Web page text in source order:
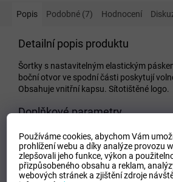
Používáme cookies, abychom Vám
prohlížení webu a díky analýze provozu
zlepšovali jeho funkce, výkon a
přizpůsobeného obsahu a reklam,
webových stránek a zjištění zdroje
Popis Podobné (7) Hodnocení
Detailní popis produktu
Šortky s nastavitelným elastickým
boční otvor ve spodní části poskytují
Obsahuje vnitřní kapsu. Sítotištěné logo.
Doplňkové parametry
Kategorie:
Dětské kraťasy a šortky
EAN:
Zvolte variantu
Tipo Mdelo:
T
Composicion: 100% Polyester